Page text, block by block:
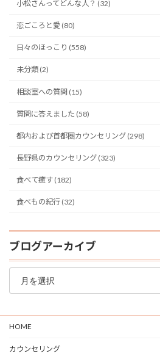
小松さんってどんな人？ (32)
恋ごころと愛 (80)
日々のほっこり (558)
未分類 (2)
相談室への質問 (15)
質問に答えました (58)
都内および首都圏カウンセリング (298)
長野県のカウンセリング (323)
食べて癒す (182)
食べもの紀行 (32)
ブログアーカイブ
ブ
グ
ー
カ
ブ
HOME
カウンセリング